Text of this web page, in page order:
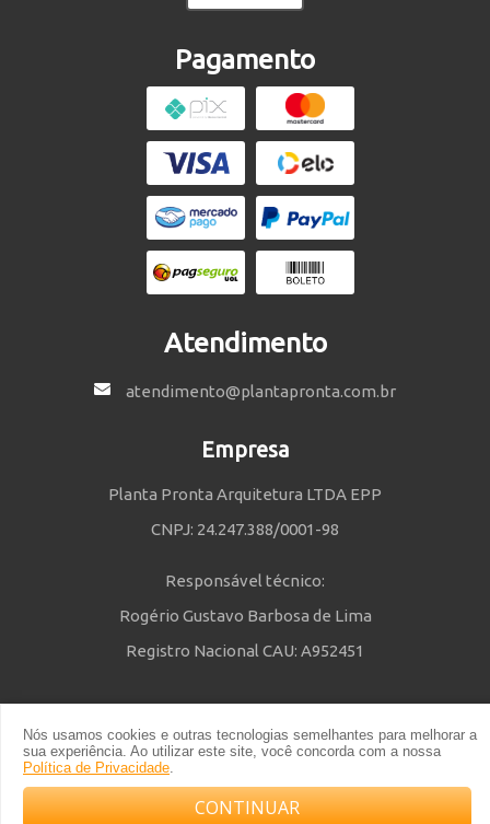
Nós usamos cookies e outras tecnologias semelhantes para melhorar a
sua experiência. Ao utilizar este site, você concorda com a nossa
Política de Privacidade.
CONTINUAR
Compre com o arquiteto no WhatsApp
Pagamento
Atendimento
atendimento@plantapronta.com.br
Empresa
Planta Pronta Arquitetura LTDA EPP
CNPJ: 24.247.388/0001-98
Responsável técnico:
Rogério Gustavo Barbosa de Lima
Registro Nacional CAU: A952451
Política de Privacidade eTermos e Condições | © 2014 - 2021 Powered
by Planta Pronta